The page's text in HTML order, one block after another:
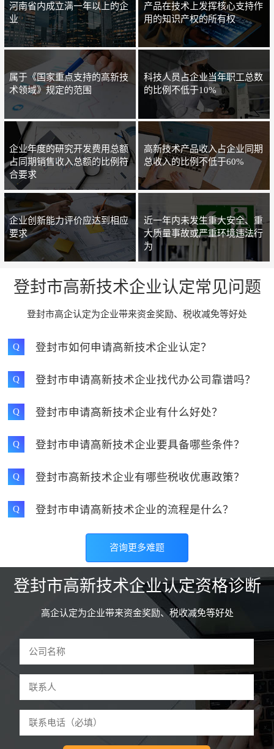
河南省内成立满一年以上的企
业
产品在技术上发挥核心支持作
用的知识产权的所有权
属于《国家重点支持的高新技
术领域》规定的范围
科技人员占企业当年职工总数
的比例不低于10%
企业年度的研究开发费用总额
占同期销售收入总额的比例符
合要求
高新技术产品收入占企业同期
总收入的比例不低于60%
企业创新能力评价应达到相应
要求
近一年内未发生重大安全、重
大质量事故或严重环境违法行
为
登封市高新技术企业认定常见问题
登封市高企认定为企业带来资金奖励、税收减免等好处
Q 登封市如何申请高新技术企业认定？
Q 登封市申请高新技术企业找代办公司靠谱吗？
Q 登封市申请高新技术企业有什么好处？
Q 登封市申请高新技术企业要具备哪些条件？
Q 登封市高新技术企业有哪些税收优惠政策？
Q 登封市申请高新技术企业的流程是什么？
咨询更多难题
登封市高新技术企业认定资格诊断
高企认定为企业带来资金奖励、税收减免等好处
59分钟前申请
河南怀****网络科技公司 李先生3分钟前申请诊断
郑州东****设备有限公司 魏先生
开封鼎****技术有限公司 张先生9分钟前申请诊断
许昌红****管理有限公司 吕女士12分钟前申请诊断
洛阳餐****科技有限公司 刘先生
22分钟前申请诊断
安阳山****股份有限公司 王先生
新乡多****技术有限公司 李先生37分钟前申请诊断